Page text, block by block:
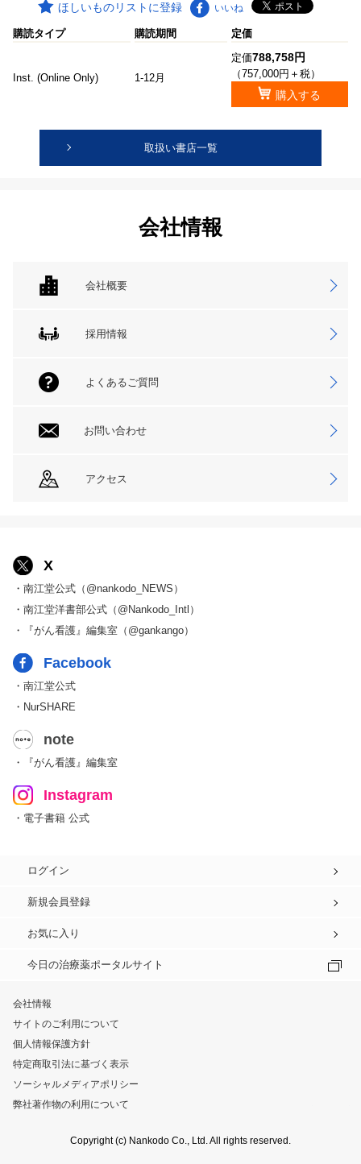
ほしいものリストに登録 いいね
購読タイプ 購読期間 定価
Inst. (Online Only) 1-12月
定価788,758円
（757,000円＋税）
購入する
取扱い書店一覧
会社情報
会社概要
採用情報
よくあるご質問
お問い合わせ
アクセス
X
・南江堂公式（@nankodo_NEWS）
・南江堂洋書部公式（@Nankodo_Intl）
・『がん看護』編集室（@gankango）
Facebook
・南江堂公式
・NurSHARE
note
・『がん看護』編集室
Instagram
・電子書籍 公式
ログイン
新規会員登録
お気に入り
今日の治療薬ポータルサイト
会社情報
サイトのご利用について
個人情報保護方針
特定商取引法に基づく表示
ソーシャルメディアポリシー
弊社著作物の利用について
Copyright (c) Nankodo Co., Ltd. All rights reserved.